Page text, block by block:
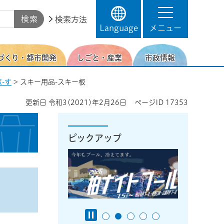
検索方法
Language
メニュー
くり・都市開発 しごと・産業 市政情報
-す > スキー用品-スキー板
更新日 令和3(2021)年2月26日 ページID 17353
ピックアップ